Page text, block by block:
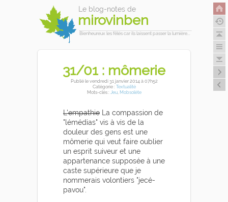
Le blog-notes de
mirovinben
Bienheureux les fêlés car ils laissent passer la lumière...
31/01 : mômerie
Publiéle vendredi 31 janvier 2014 à 07h52
Catégorie : Textualité
Mots-clés : Jeu, Mobsolète
L'empathie La compassion de
"lémédias" vis à vis de la
douleur des gens est une
mômerie qui veut faire oublier
un esprit suiveur et une
appartenance supposée à une
caste supérieure que je
nommerais volontiers "jecé-
pavou".